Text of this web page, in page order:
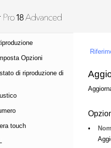
Opzioni
di riproduzione di
touch